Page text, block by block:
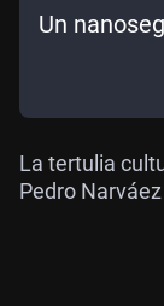
Un
La tertulia
Pedro